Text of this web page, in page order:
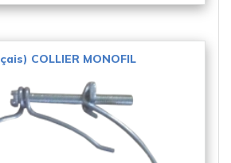
COLLIER MONOFIL